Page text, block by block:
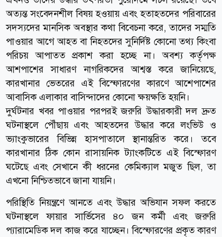
অত্যন্ত সংবেদনশীল বিষয় হওয়ায় এবং হতাহতদের পরিবারের
সদস্যদের মানসিক অবস্থার কথা বিবেচনা করে, তাদের সম্মতি
পাওয়ার আগে আহত বা নিহতদের সুনির্দিষ্ট কোনো তথ্য কিংবা
পরিচয় আপাতত প্রকাশ করা হচ্ছে না। অবশ্য কর্তৃপক্ষ
আশপাশের সাধারণ নাগরিকদের আশ্বস্ত করে জানিয়েছে,
কারখানার ভেতরের এই বিস্ফোরণের কারণে আশেপাশের
আবাসিক এলাকার বাসিন্দাদের কোনো ক্ষয়ক্ষতি হয়নি।
দুর্ঘটনার খবর পাওয়ার পরপরই জরুরি উদ্ধারকারী দল দ্রুত
ঘটনাস্থলে পৌঁছায় এবং আহতদের উদ্ধার করে লংভিউ ও
ভ্যাংকুভারের বিভিন্ন হাসপাতালে স্থানান্তরিত করে। তবে
কারখানার ঠিক কোন রাসায়নিক ট্যাংকটিতে এই বিস্ফোরণ
ঘটেছে এবং সেখানে কী ধরনের কেমিক্যাল মজুত ছিল, তা
এখনো নিশ্চিতভাবে জানা যায়নি।
পরিস্থিতি নিয়ন্ত্রণে আনতে এবং উদ্ধার অভিযান সফল করতে
ঘটনাস্থলে ফায়ার সার্ভিসের ৪০ জন কর্মী এবং জরুরি
প্যারামেডিক দল কাজ করে যাচ্ছেন। বিস্ফোরণের প্রকৃত কারণ